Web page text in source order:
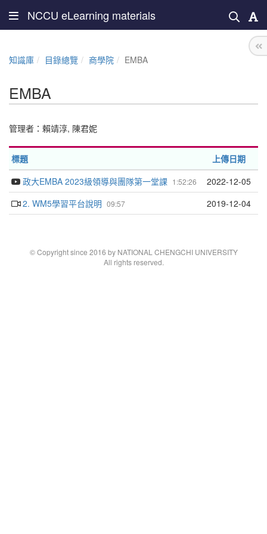
NCCU eLearning materials
知識庫 目錄總覽 商學院 EMBA
EMBA
管理者： 賴靖淳, 陳君妮
標題 上傳日期
1:52:26
政大EMBA 2023級領導與團隊第一堂課 2022-12-05
09:57
2. WM5學習平台說明 2019-12-04
© Copyright since 2016 by NATIONAL CHENGCHI UNIVERSITY
All rights reserved.